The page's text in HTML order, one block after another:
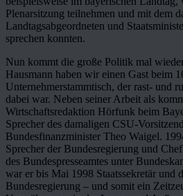
Plenarsitzung teilnehmen und mit dem
Landtagsabgeordneten und
sprechen konnten.
Nun kommt die große Politik mal
Hausmann haben wir einen Gast beim
Unternehmerstammtisch, der rast- und
dabei war. Neben seiner Arbeit als
Wirtschaftsredaktion Hörfunk beim
Sprecher des damaligen CSU-
Bundesfinanzminister Theo Waigel.
Sprecher der Bundesregierung und Chef
des Bundespresseamtes unter
war er bis Mai 1998 Staatssekretär und
Bundesregierung – und somit ein